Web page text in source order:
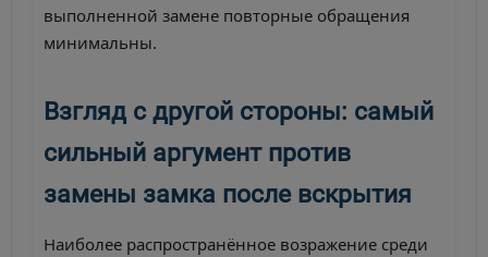
выполненной замене повторные обращения
минимальны.
Взгляд с другой стороны: самый
сильный аргумент против
замены замка после вскрытия
Наиболее распространённое возражение среди